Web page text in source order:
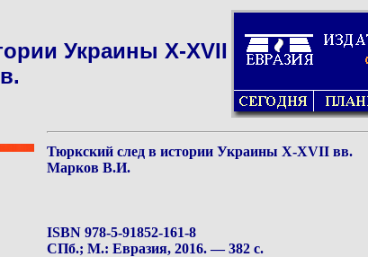
Украины X-XVII
Тюркский след в истории Украины X-XVII вв.
Марков В.И.
ISBN 978-5-91852-161-8
СПб.; М.: Евразия, 2016. — 382 с.